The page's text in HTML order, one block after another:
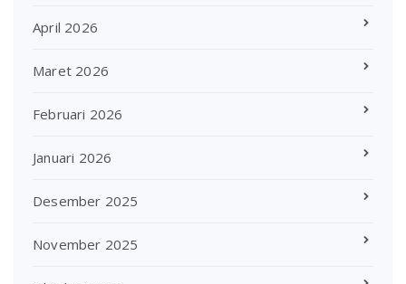
April 2026
Maret 2026
Februari 2026
Januari 2026
Desember 2025
November 2025